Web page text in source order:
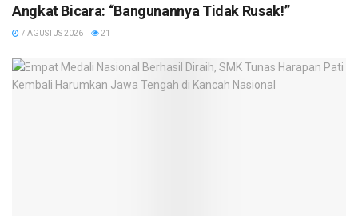
Angkat Bicara: “Bangunannya Tidak Rusak!”
7 AGUSTUS 2026 21